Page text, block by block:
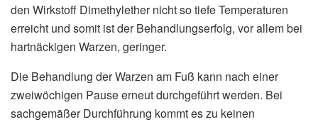
den Wirkstoff Dimethylether nicht so tiefe Temperaturen
erreicht und somit ist der Behandlungserfolg, vor allem bei
hartnäckigen Warzen, geringer.
Die Behandlung der Warzen am Fuß kann nach einer
zweiwöchigen Pause erneut durchgeführt werden. Bei
sachgemäßer Durchführung kommt es zu keinen